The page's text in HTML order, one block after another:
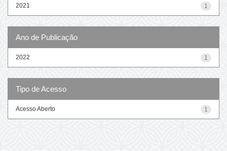
1
2021
Ano de Publicação
1
2022
Tipo de Acesso
1
Acesso Aberto